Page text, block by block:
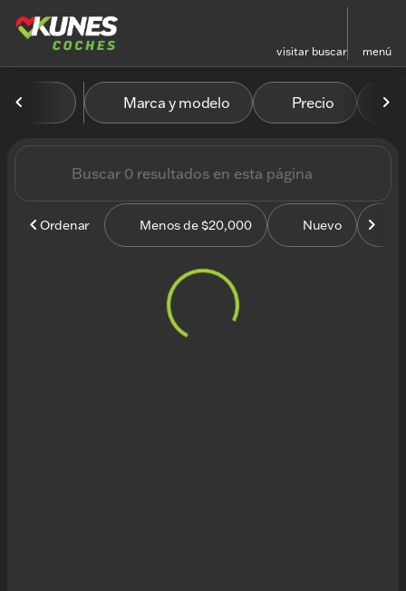
visitar buscar menú
filtrar buscar volver arriba
Vehículos en venta en
Marca y modelo Precio
Ordenar Menos de $20,000 Nuevo